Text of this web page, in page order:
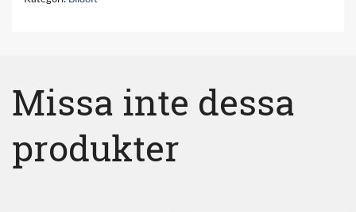
Missa inte dessa
produkter